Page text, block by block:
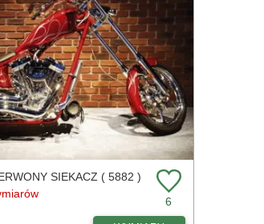
SIEKACZ ( 5882 )
6